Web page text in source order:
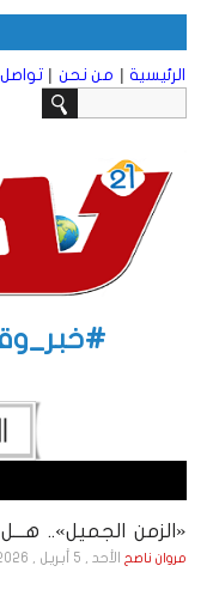
الرئيسية | من نحن |
«الزمن الجميل».. هـــل
مروان ناصح الأحد , 5 أبـريـل , 2026 الساعة 1:11:23 AM